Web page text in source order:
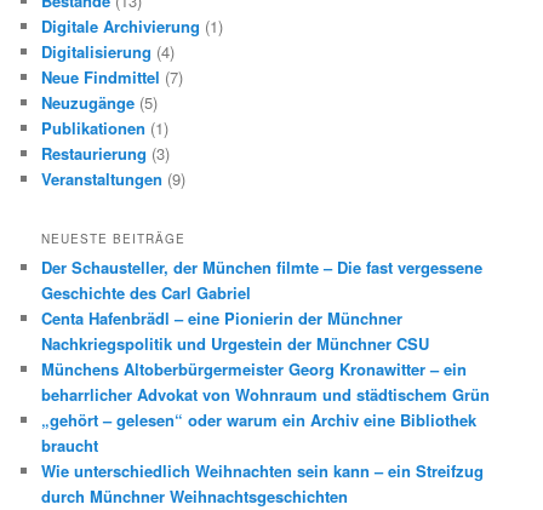
Digitale Archivierung (1)
Digitalisierung (4)
Neue Findmittel (7)
Neuzugänge (5)
Publikationen (1)
Restaurierung (3)
Veranstaltungen (9)
NEUESTE BEITRÄGE
Der Schausteller, der München filmte – Die fast vergessene
Geschichte des Carl Gabriel
Centa Hafenbrädl – eine Pionierin der Münchner
Nachkriegspolitik und Urgestein der Münchner CSU
Münchens Altoberbürgermeister Georg Kronawitter – ein
beharrlicher Advokat von Wohnraum und städtischem Grün
„gehört – gelesen“ oder warum ein Archiv eine Bibliothek
braucht
Wie unterschiedlich Weihnachten sein kann – ein Streifzug
durch Münchner Weihnachtsgeschichten